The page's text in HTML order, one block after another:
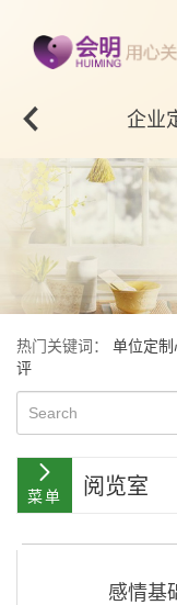
企业
热门关键词： 单位定
评
阅览室
感情基